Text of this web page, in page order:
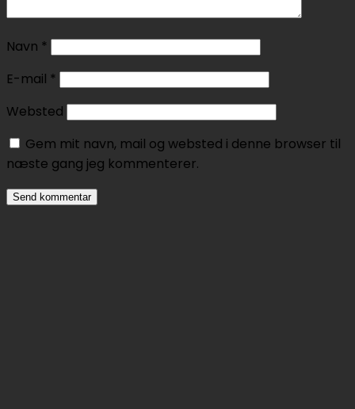
Navn *
E-mail *
Websted
Gem mit navn, mail og websted i denne browser til
næste gang jeg kommenterer.